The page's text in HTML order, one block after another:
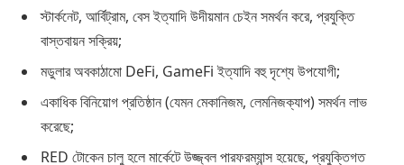
স্টার্কনেট, আর্বিট্রাম, বেস ইত্যাদি উদীয়মান চেইন সমর্থন করে, প্রযুক্তি
বাস্তবায়ন সক্রিয়;
মডুলার অবকাঠামো DeFi, GameFi ইত্যাদি বহু দৃশ্যে উপযোগী;
একাধিক বিনিয়োগ প্রতিষ্ঠান (যেমন মেকানিজম, লেমনিজক্যাপ) সমর্থন লাভ
করেছে;
RED টোকেন চালু হলে মার্কেটে উজ্জ্বল পারফরম্যান্স হয়েছে, প্রযুক্তিগত